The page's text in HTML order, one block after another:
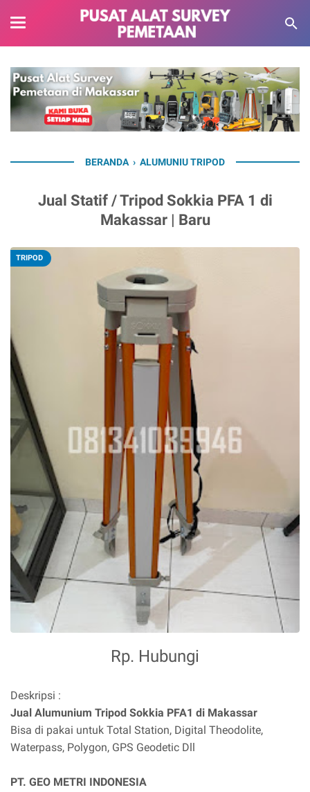
BERANDA › ALUMUNIU TRIPOD
Jual Statif / Tripod Sokkia PFA 1 di
Makassar | Baru
TRIPOD
Rp. Hubungi
Deskripsi :
Jual Alumunium Tripod Sokkia PFA1 di Makassar
Bisa di pakai untuk Total Station, Digital Theodolite,
Waterpass, Polygon, GPS Geodetic Dll
PT. GEO METRI INDONESIA